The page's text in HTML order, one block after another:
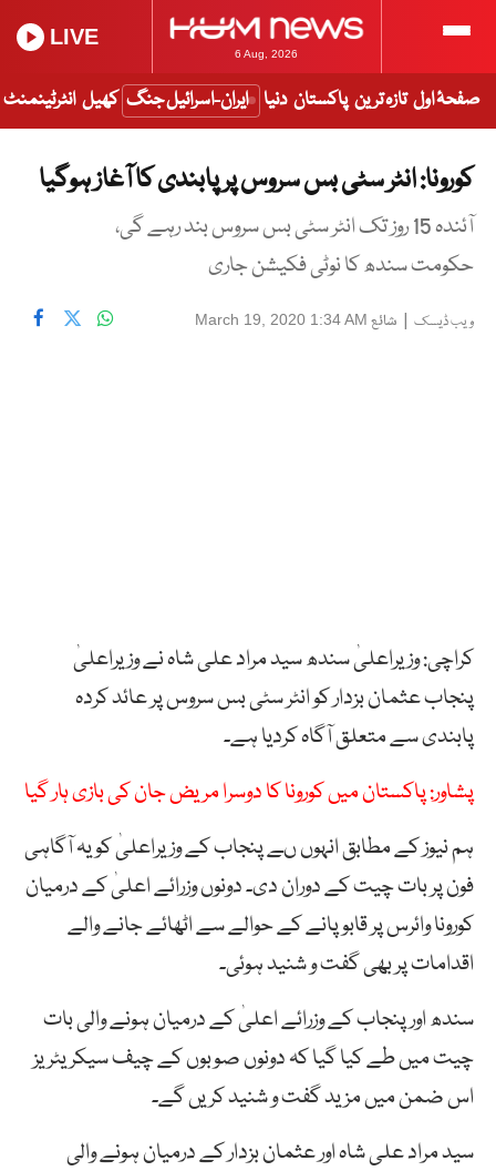
6 Aug, 2026
LIVE
صفحۂ اول تازہ ترین پاکستان دنیا ایران-اسرائیل جنگ کھیل انٹرٹینمنٹ
کورونا: انٹر سٹی بس سروس پر پابندی کا آغاز ہوگیا
آئندہ 15 روز تک انٹر سٹی بس سروس بند رہے گی،
حکومت سندھ کا نوٹی فکیشن جاری
ویب ڈیسک | شائع March 19, 2020 1:34 AM
کراچی: وزیراعلیٰ سندھ سید مراد علی شاہ نے وزیراعلیٰ
پنجاب عثمان بزدار کو انٹر سٹی بس سروس پر عائد کردہ
پابندی سے متعلق آگاہ کردیا ہے۔
پشاور: پاکستان میں کورونا کا دوسرا مریض جان کی بازی ہار گیا
ہم نیوز کے مطابق انہوں ںے پنجاب کے وزیراعلیٰ کو یہ آگاہی
فون پر بات چیت کے دوران دی۔ دونوں وزرائے اعلیٰ کے درمیان
کورونا وائرس پر قابو پانے کے حوالے سے اٹھائے جانے والے
اقدامات پر بھی گفت و شنید ہوئی۔
سندھ اور پنجاب کے وزرائے اعلیٰ کے درمیان ہونے والی بات
چیت میں طے کیا گیا کہ دونوں صوبوں کے چیف سیکریٹریز
اس ضمن میں مزید گفت و شنید کریں گے۔
سید مراد علی شاہ اور عثمان بزدار کے درمیان ہونے والی